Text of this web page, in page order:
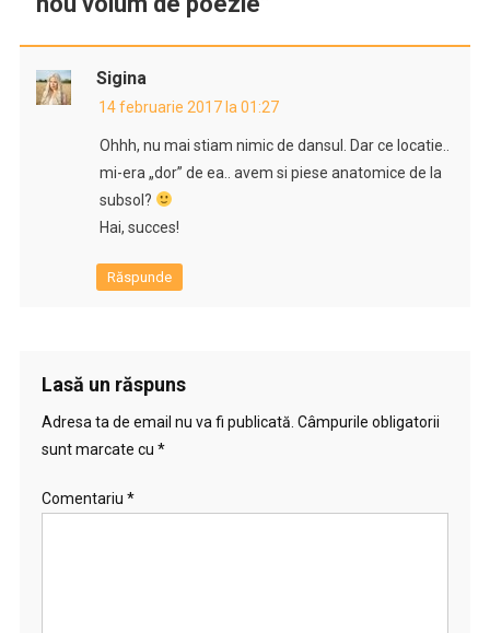
Sigina
14 februarie 2017 la 01:27
Ohhh, nu mai stiam nimic de dansul. Dar ce locatie..
mi-era „dor” de ea.. avem si piese anatomice de la
subsol?
Hai, succes!
Răspunde
Lasă un răspuns
Adresa ta de email nu va fi publicată. Câmpurile obligatorii
sunt marcate cu *
Comentariu *